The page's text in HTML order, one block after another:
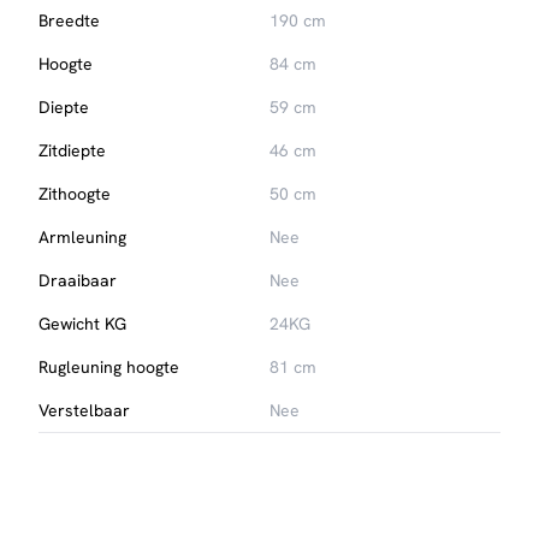
Perfect voor een sfeervolle eethoek
Breedte
190 cm
Hoogte
84 cm
Diepte
59 cm
Zitdiepte
46 cm
Zithoogte
50 cm
Armleuning
Nee
Draaibaar
Nee
Gewicht KG
24KG
Rugleuning hoogte
81 cm
Verstelbaar
Nee